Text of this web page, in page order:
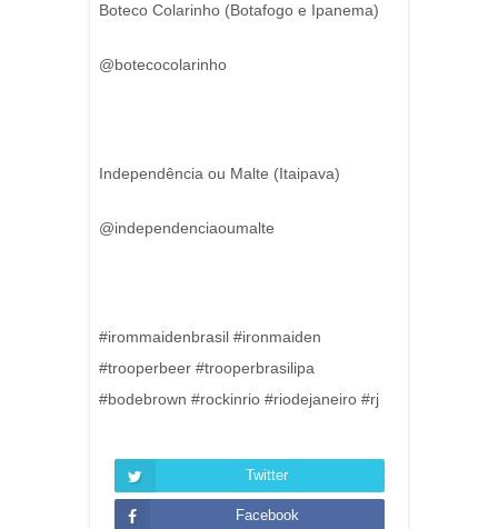
Boteco Colarinho (Botafogo e Ipanema)
@botecocolarinho
Independência ou Malte (Itaipava)
@independenciaoumalte
#irommaidenbrasil #ironmaiden
#trooperbeer #trooperbrasilipa
#bodebrown #rockinrio #riodejaneiro #rj
Twitter
Facebook